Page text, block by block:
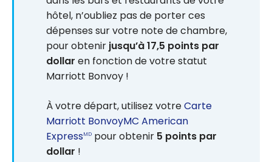
hôtel, n’oubliez pas de porter ces
dépenses sur votre note de chambre,
pour obtenir jusqu’à 17,5 points par
dollar en fonction de votre statut
Marriott Bonvoy !
À votre départ, utilisez votreCarte
Marriott BonvoyMC American
ExpressMD pour obtenir 5 points par
dollar !